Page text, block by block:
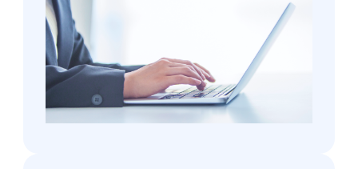
生産管理
生産管理
MES